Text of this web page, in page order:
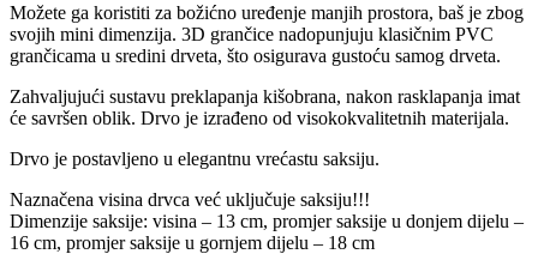
Možete ga koristiti za božićno uređenje manjih prostora, baš je zbog
svojih mini dimenzija. 3D grančice nadopunjuju klasičnim PVC
grančicama u sredini drveta, što osigurava gustoću samog drveta.
Zahvaljujući sustavu preklapanja kišobrana, nakon rasklapanja imat
će savršen oblik. Drvo je izrađeno od visokokvalitetnih materijala.
Drvo je postavljeno u elegantnu vrećastu saksiju.
Naznačena visina drvca već uključuje saksiju!!!
Dimenzije saksije: visina – 13 cm, promjer saksije u donjem dijelu –
16 cm, promjer saksije u gornjem dijelu – 18 cm